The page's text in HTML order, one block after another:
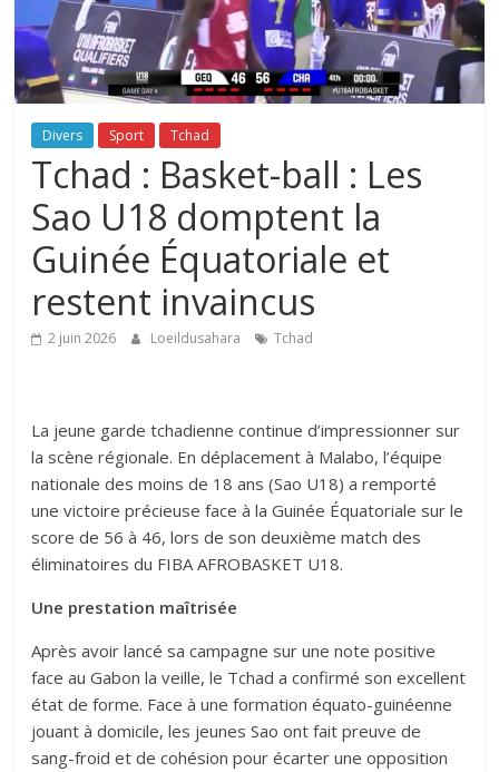
Divers Sport Tchad
Tchad : Basket-ball : Les
Sao U18 domptent la
Guinée Équatoriale et
restent invaincus
2 juin 2026 Loeildusahara Tchad
La jeune garde tchadienne continue d’impressionner sur
la scène régionale. En déplacement à Malabo, l’équipe
nationale des moins de 18 ans (Sao U18) a remporté
une victoire précieuse face à la Guinée Équatoriale sur le
score de 56 à 46, lors de son deuxième match des
éliminatoires du FIBA AFROBASKET U18.
Une prestation maîtrisée
Après avoir lancé sa campagne sur une note positive
face au Gabon la veille, le Tchad a confirmé son excellent
état de forme. Face à une formation équato-guinéenne
jouant à domicile, les jeunes Sao ont fait preuve de
sang-froid et de cohésion pour écarter une opposition